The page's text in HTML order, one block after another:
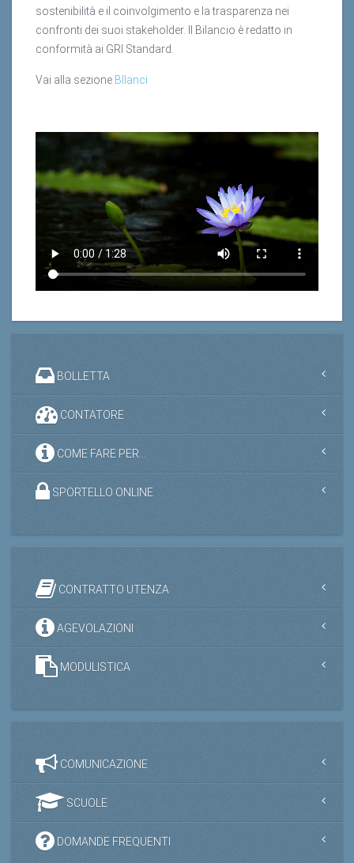
sostenibilità e il coinvolgimento e la trasparenza nei
confronti dei suoi stakeholder. Il Bilancio è redatto in
conformità ai GRI Standard.
Vai alla sezione BIlanci
BOLLETTA
CONTATORE
COME FARE PER...
SPORTELLO ONLINE
CONTRATTO UTENZA
AGEVOLAZIONI
MODULISTICA
COMUNICAZIONE
SCUOLE
DOMANDE FREQUENTI